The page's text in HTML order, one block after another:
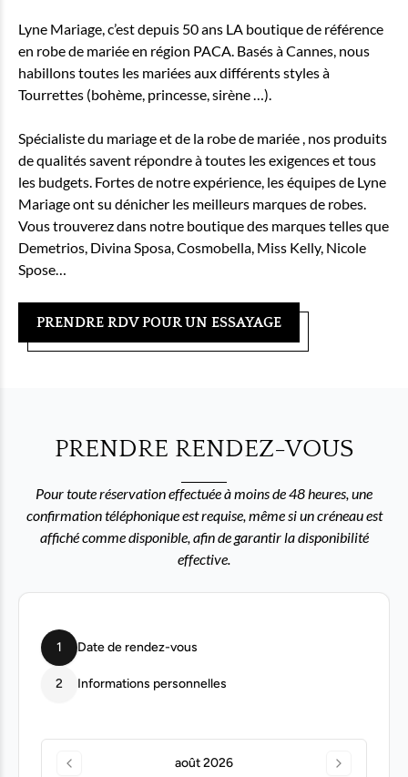
Lyne Mariage, c’est depuis 50 ans LA boutique de référence
en robe de mariée en région PACA. Basés à Cannes, nous
habillons toutes les mariées aux différents styles à
Tourrettes (bohème, princesse, sirène …).
Spécialiste du mariage et de la robe de mariée , nos produits
de qualités savent répondre à toutes les exigences et tous
les budgets. Fortes de notre expérience, les équipes de Lyne
Mariage ont su dénicher les meilleurs marques de robes.
Vous trouverez dans notre boutique des marques telles que
Demetrios, Divina Sposa, Cosmobella, Miss Kelly, Nicole
Spose…
PRENDRE RDV POUR UN ESSAYAGE
PRENDRE RENDEZ-VOUS
Pour toute réservation effectuée à moins de 48 heures, une
confirmation téléphonique est requise, même si un créneau est
affiché comme disponible, afin de garantir la disponibilité
effective.